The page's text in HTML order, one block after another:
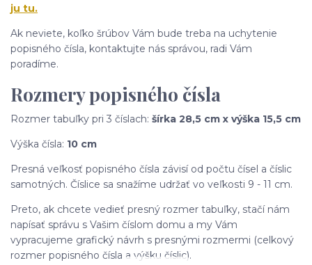
ju tu.
Ak neviete, koľko šrúbov Vám bude treba na uchytenie
popisného čísla, kontaktujte nás správou, radi Vám
poradíme.
Rozmery popisného čísla
Rozmer tabuľky pri 3 číslach: šírka 28,5 cm x výška 15,5 cm
Výška čísla: 10 cm
Presná veľkosť popisného čísla závisí od počtu čísel a číslic
samotných. Číslice sa snažíme udržať vo veľkosti 9 - 11 cm.
Preto, ak chcete vedieť presný rozmer tabuľky, stačí nám
napísať správu s Vašim číslom domu a my Vám
vypracujeme grafický návrh s presnými rozmermi (celkový
rozmer popisného čísla a výšku číslic).